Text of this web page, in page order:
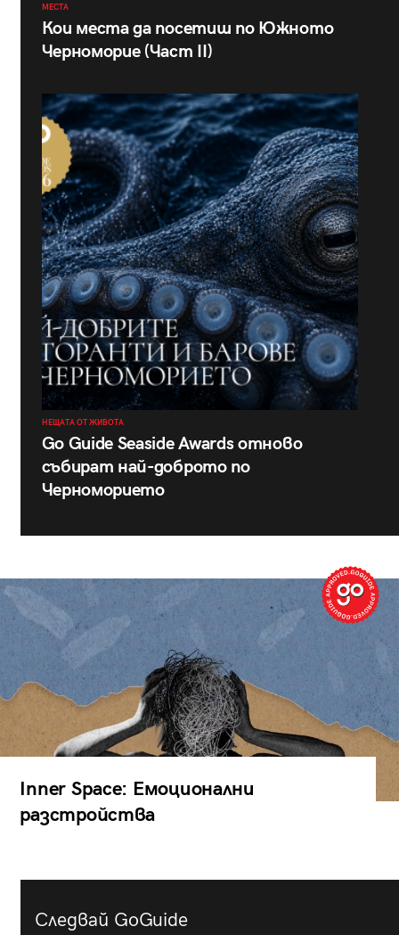
МЕСТА
Кои места да посетиш по Южното
Черноморие (Част II)
НЕЩАТА ОТ ЖИВОТА
Go Guide Seaside Awards отново
събират най-доброто по
Черноморието
Inner Space: Емоционални
разстройства
Следвай GoGuide